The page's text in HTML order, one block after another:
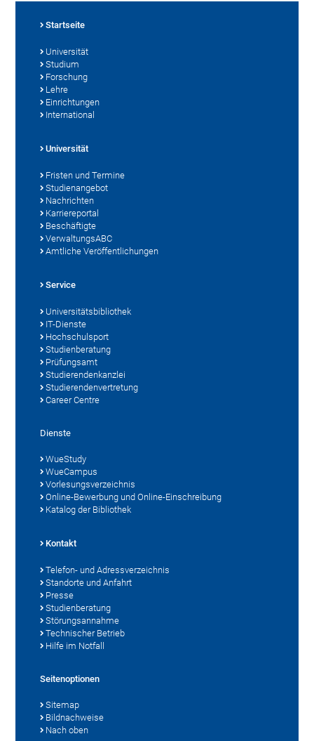
Startseite
Universität
Studium
Forschung
Lehre
Einrichtungen
International
Universität
Fristen und Termine
Studienangebot
Nachrichten
Karriereportal
Beschäftigte
VerwaltungsABC
Amtliche Veröffentlichungen
Service
Universitätsbibliothek
IT-Dienste
Hochschulsport
Studienberatung
Prüfungsamt
Studierendenkanzlei
Studierendenvertretung
Career Centre
Dienste
WueStudy
WueCampus
Vorlesungsverzeichnis
Online-Bewerbung und Online-Einschreibung
Katalog der Bibliothek
Kontakt
Telefon- und Adressverzeichnis
Standorte und Anfahrt
Presse
Studienberatung
Störungsannahme
Technischer Betrieb
Hilfe im Notfall
Seitenoptionen
Sitemap
Bildnachweise
Nach oben